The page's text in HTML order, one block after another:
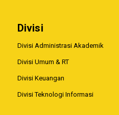
Divisi
Divisi Administrasi Akademik
Divisi Umum & RT
Divisi Keuangan
Divisi Teknologi Informasi